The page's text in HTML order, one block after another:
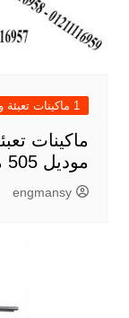
1 ماكينات تعبئة وتغليف السوائل فى اكياس
ماكينات
موديل 505 ماركة المهندس منسى
engmansy